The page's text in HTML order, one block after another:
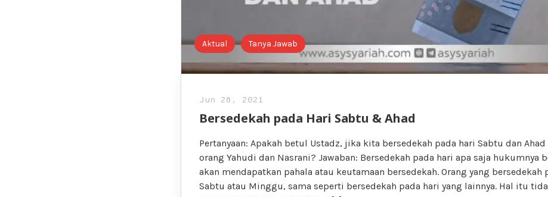
Aktual Tanya Jawab
Jun 28, 2021
Bersedekah pada Hari Sabtu & Ahad
Pertanyaan: Apakah betul Ustadz, jika kita bersedekah pada hari Sabtu dan
orang Yahudi dan Nasrani? Jawaban: Bersedekah pada hari apa saja hukumnya
akan mendapatkan pahala atau keutamaan bersedekah. Orang yang bersedekah
Sabtu atau Minggu, sama seperti bersedekah pada hari yang lainnya. Hal itu